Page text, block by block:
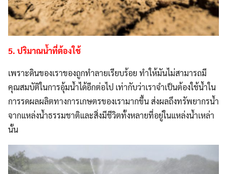
5. ปริมาณน้ำที่ต้องใช้
เพราะดินของเราของถูกทำลายเรียบร้อย ทำให้มันไม่สามารถมี
คุณสมบัติในการอุ้มน้ำได้อีกต่อไป เท่ากับว่าเราจำเป็นต้องใช้น้ำใน
การรดผลผลิตทางการเกษตรของเรามากขึ้น ส่งผลถึงทรัพยากรน้ำ
จากแหล่งน้ำธรรมชาติและสิ่งมีชีวิตทั้งหลายที่อยู่ในแหล่งน้ำเหล่า
นั้น